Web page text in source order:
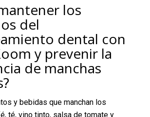
los
del
dental con
y prevenir la
de manchas
y bebidas que manchan los
té, vino tinto, salsa de tomate y